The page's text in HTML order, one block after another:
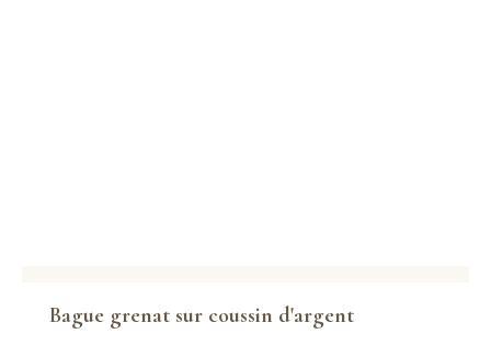
Bague grenat sur coussin d'argent